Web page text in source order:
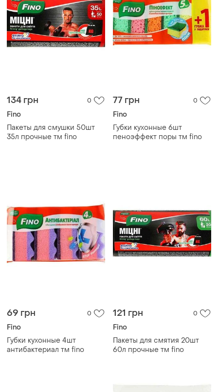
134 грн 0
Fino
Пакеты для смушки 50шт
35л прочные тм fino
77 грн 0
Fino
Губки кухонные 6шт
пеноэффект поры тм fino
69 грн 0
Fino
Губки кухонные 4шт
антибактериал тм fino
121 грн 0
Fino
Пакеты для смятия 20шт
60л прочные тм fino